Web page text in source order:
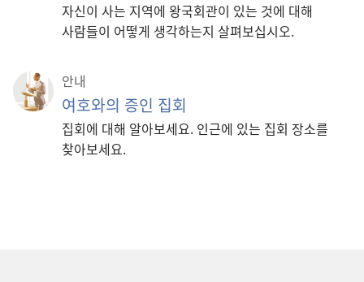
자신이 사는 지역에 왕국회관이 있는 것에 대해
사람들이 어떻게 생각하는지 살펴보십시오.
안내
여호와의 증인 집회
집회에 대해 알아보세요. 인근에 있는 집회 장소를
찾아보세요.